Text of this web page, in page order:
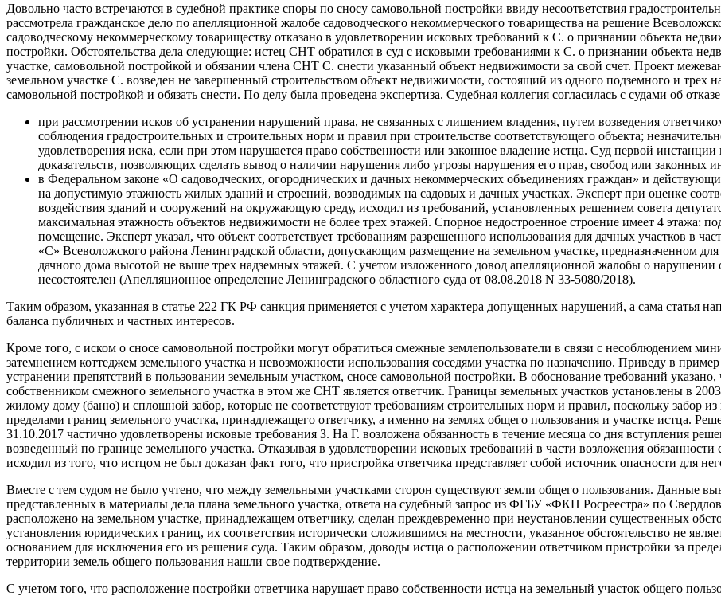
Довольно часто встречаются в судебной практике споры по сносу самовольной постройки ввиду несоответствия
рассмотрела гражданское дело по апелляционной жалобе садоводческого некоммерческого товарищества на решение
садоводческому некоммерческому товариществу отказано в удовлетворении исковых требований к С. о признании объекта
постройки. Обстоятельства дела следующие: истец СНТ обратился в суд с исковыми требованиями к С. о признании объекта
участке, самовольной постройкой и обязании члена СНТ С. снести указанный объект недвижимости за свой счет. Проект
земельном участке С. возведен не завершенный строительством объект недвижимости, состоящий из одного подземного и трех
самовольной постройкой и обязать снести. По делу была проведена экспертиза. Судебная коллегия согласилась с судами об
при рассмотрении исков об устранении нарушений права, не связанных с лишением владения, путем возведения
соблюдения градостроительных и строительных норм и правил при строительстве соответствующего объекта;
удовлетворения иска, если при этом нарушается право собственности или законное владение истца. Суд первой
доказательств, позволяющих сделать вывод о наличии нарушения либо угрозы нарушения его прав, свобод или законных
в Федеральном законе «О садоводческих, огороднических и дачных некоммерческих объединениях граждан» и
на допустимую этажность жилых зданий и строений, возводимых на садовых и дачных участках. Эксперт при оценке
воздействия зданий и сооружений на окружающую среду, исходил из требований, установленных решением совета
максимальная этажность объектов недвижимости не более трех этажей. Спорное недостроенное строение имеет 4 этажа:
помещение. Эксперт указал, что объект соответствует требованиям разрешенного использования для дачных участков в
«С» Всеволожского района Ленинградской области, допускающим размещение на земельном участке, предназначенном для
дачного дома высотой не выше трех надземных этажей. С учетом изложенного довод апелляционной жалобы о нарушении
несостоятелен (Апелляционное определение Ленинградского областного суда от 08.08.2018 N 33-5080/2018).
Таким образом, указанная в статье 222 ГК РФ санкция применяется с учетом характера допущенных нарушений, а сама статья
баланса публичных и частных интересов.
Кроме того, с иском о сносе самовольной постройки могут обратиться смежные землепользователи в связи с несоблюдением
затемнением коттеджем земельного участка и невозможности использования соседями участка по назначению. Приведу в
устранении препятствий в пользовании земельным участком, сносе самовольной постройки. В обоснование требований указано,
собственником смежного земельного участка в этом же СНТ является ответчик. Границы земельных участков установлены в
жилому дому (баню) и сплошной забор, которые не соответствуют требованиям строительных норм и правил, поскольку забор из
пределами границ земельного участка, принадлежащего ответчику, а именно на землях общего пользования и участке истца.
31.10.2017 частично удовлетворены исковые требования З. На Г. возложена обязанность в течение месяца со дня вступления
возведенный по границе земельного участка. Отказывая в удовлетворении исковых требований в части возложения
исходил из того, что истцом не был доказан факт того, что пристройка ответчика представляет собой источник опасности для
Вместе с тем судом не было учтено, что между земельными участками сторон существуют земли общего пользования. Данные
представленных в материалы дела плана земельного участка, ответа на судебный запрос из ФГБУ «ФКП Росреестра» по
расположено на земельном участке, принадлежащем ответчику, сделан преждевременно при неустановлении существенных
установления юридических границ, их соответствия исторически сложившимся на местности, указанное обстоятельство не
основанием для исключения его из решения суда. Таким образом, доводы истца о расположении ответчиком пристройки за
территории земель общего пользования нашли свое подтверждение.
С учетом того, что расположение постройки ответчика нарушает право собственности истца на земельный участок общего